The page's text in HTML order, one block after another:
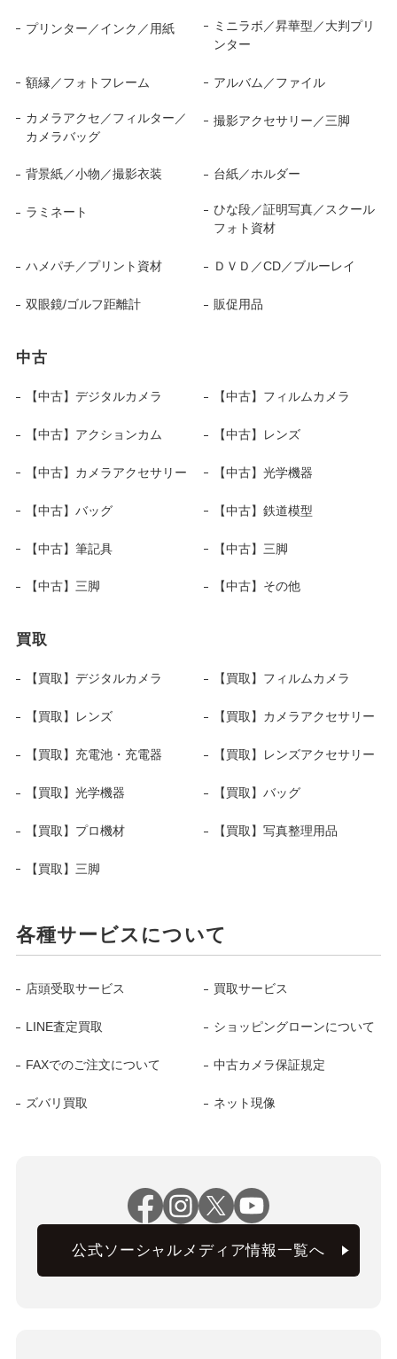
プリンター／インク／用紙
ミニラボ／昇華型／大判プリ
ンター
額縁／フォトフレーム アルバム／ファイル
カメラアクセ／フィルター／
カメラバッグ
撮影アクセサリー／三脚
背景紙／小物／撮影衣装 台紙／ホルダー
ラミネート
ひな段／証明写真／スクール
フォト資材
ハメパチ／プリント資材 ＤＶＤ／CD／ブルーレイ
双眼鏡/ゴルフ距離計 販促用品
中古
【中古】デジタルカメラ 【中古】フィルムカメラ
【中古】アクションカム 【中古】レンズ
【中古】カメラアクセサリー 【中古】光学機器
【中古】バッグ 【中古】鉄道模型
【中古】筆記具 【中古】三脚
【中古】三脚 【中古】その他
買取
【買取】デジタルカメラ 【買取】フィルムカメラ
【買取】レンズ 【買取】カメラアクセサリー
【買取】充電池・充電器 【買取】レンズアクセサリー
【買取】光学機器 【買取】バッグ
【買取】プロ機材 【買取】写真整理用品
【買取】三脚
各種サービスについて
店頭受取サービス 買取サービス
LINE査定買取 ショッピングローンについて
FAXでのご注文について 中古カメラ保証規定
ズバリ買取 ネット現像
公式ソーシャルメディア情報一覧へ